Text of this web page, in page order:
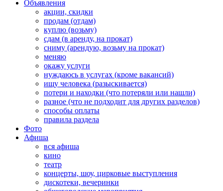
Объявления
акции, скидки
продам (отдам)
куплю (возьму)
сдам (в аренду, на прокат)
сниму (арендую, возьму на прокат)
меняю
окажу услуги
нуждаюсь в услугах (кроме вакансий)
ищу человека (разыскивается)
потери и находки (что потеряли или нашли)
разное (что не подходит для других разделов)
способы оплаты
правила раздела
Фото
Афиша
вся афиша
кино
театр
концерты, шоу, цирковые выступления
дискотеки, вечеринки